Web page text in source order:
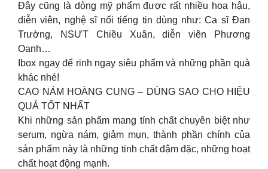
Đây cũng là dòng mỹ phẩm được rất nhiều hoa hậu,
diễn viên, nghệ sĩ nổi tiếng tin dùng như: Ca sĩ Đan
Trường, NSƯT Chiều Xuân, diễn viên Phương
Oanh…
Ibox ngay để rinh ngay siêu phẩm và những phần quà
khác nhé!
CAO NÁM HOÀNG CUNG – DÙNG SAO CHO HIỆU
QUẢ TỐT NHẤT
Khi những sản phẩm mang tính chất chuyên biệt như
serum, ngừa nám, giảm mụn, thành phần chính của
sản phẩm này là những tinh chất đậm đặc, những hoạt
chất hoạt động mạnh.